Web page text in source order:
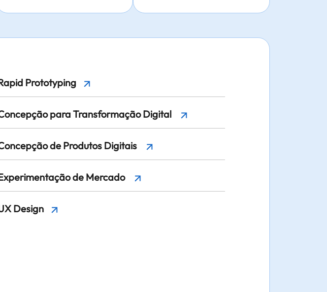
Prototyping
para Transformação Digital
de Produtos Digitais
de Mercado
Design